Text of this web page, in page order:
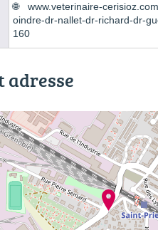
www.veterinaire-
oindre-dr-nallet-dr-richard-dr-
160
adresse